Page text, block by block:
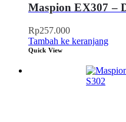
Maspion EX307 –
Rp257.000
Tambah ke keranjang
Quick View